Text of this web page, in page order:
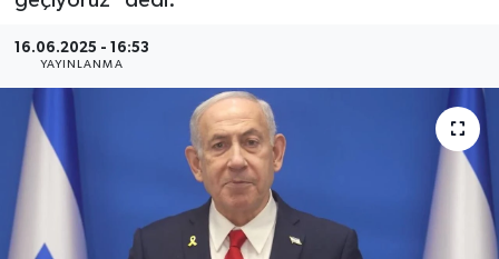
16.06.2025 - 16:53
YAYINLANMA